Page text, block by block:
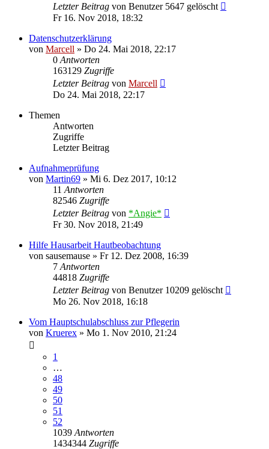
Letzter Beitrag von Benutzer 5647 gelöscht
Fr 16. Nov 2018, 18:32
Datenschutzerklärung
von Marcell » Do 24. Mai 2018, 22:17
0 Antworten
163129 Zugriffe
Letzter Beitrag von Marcell
Do 24. Mai 2018, 22:17
Themen
Antworten
Zugriffe
Letzter Beitrag
Aufnahmeprüfung
von Martin69 » Mi 6. Dez 2017, 10:12
11 Antworten
82546 Zugriffe
Letzter Beitrag von *Angie*
Fr 30. Nov 2018, 21:49
Hilfe Hausarbeit Hautbeobachtung
von sausemause » Fr 12. Dez 2008, 16:39
7 Antworten
44818 Zugriffe
Letzter Beitrag von Benutzer 10209 gelöscht
Mo 26. Nov 2018, 16:18
Vom Hauptschulabschluss zur Pflegerin
von Kruerex » Mo 1. Nov 2010, 21:24
1
…
48
49
50
51
52
1039 Antworten
1434344 Zugriffe